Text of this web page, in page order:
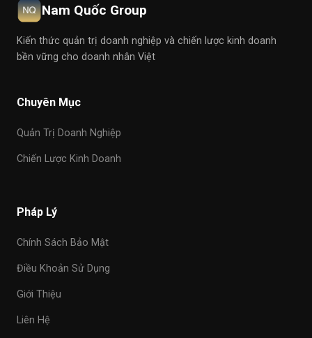
Nam Quốc Group
Kiến thức quản trị doanh nghiệp và chiến lược kinh doanh
bền vững cho doanh nhân Việt
Chuyên Mục
Quản Trị Doanh Nghiệp
Chiến Lược Kinh Doanh
Pháp Lý
Chính Sách Bảo Mật
Điều Khoản Sử Dụng
Giới Thiệu
Liên Hệ